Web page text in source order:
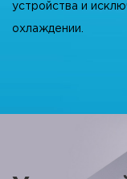
устройства и
охлаждении.